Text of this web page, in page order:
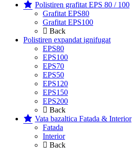
Polistiren grafitat EPS 80 / 100
Grafitat EPS80
Grafitat EPS100
Back
Polistiren expandat ignifugat
EPS80
EPS100
EPS70
EPS50
EPS120
EPS150
EPS200
Back
Vata bazaltica Fatada & Interior
Fatada
Interior
Back